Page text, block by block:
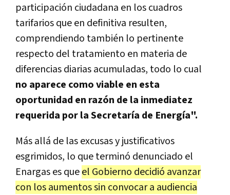
participación ciudadana en los cuadros
tarifarios que en definitiva resulten,
comprendiendo también lo pertinente
respecto del tratamiento en materia de
diferencias diarias acumuladas, todo lo cual
no aparece como viable en esta
oportunidad en razón de la inmediatez
requerida por la Secretaría de Energía".
Más allá de las excusas y justificativos
esgrimidos, lo que terminó denunciado el
Enargas es queel Gobierno decidió avanzar
con los aumentos sin convocar a audiencia